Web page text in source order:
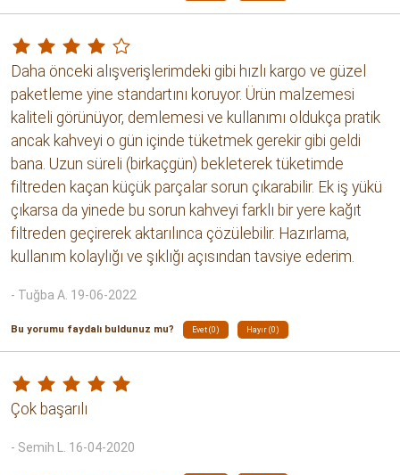
Daha önceki alışverişlerimdeki gibi hızlı kargo ve güzel
paketleme yine standartını koruyor. Ürün malzemesi
kaliteli görünüyor, demlemesi ve kullanımı oldukça pratik
ancak kahveyi o gün içinde tüketmek gerekir gibi geldi
bana. Uzun süreli (birkaçgün) bekleterek tüketimde
filtreden kaçan küçük parçalar sorun çıkarabilir. Ek iş yükü
çıkarsa da yinede bu sorun kahveyi farklı bir yere kağıt
filtreden geçirerek aktarılınca çözülebilir. Hazırlama,
kullanım kolaylığı ve şıklığı açısından tavsiye ederim.
- Tuğba A. 19-06-2022
Bu yorumu faydalı buldunuz mu? Evet (0) Hayır (0)
Çok başarılı
- Semih L. 16-04-2020